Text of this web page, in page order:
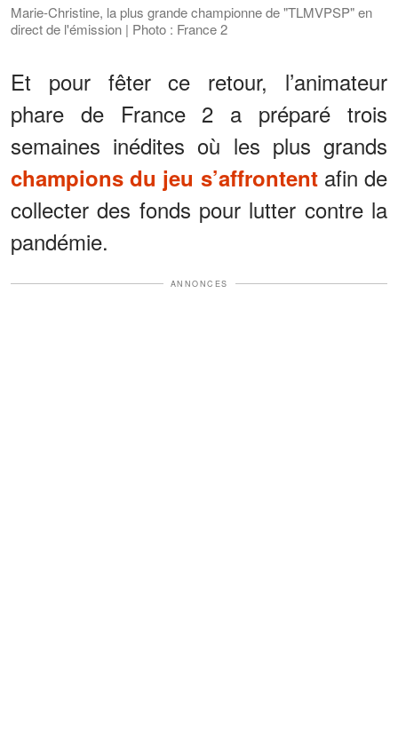
Marie-Christine, la plus grande championne de "TLMVPSP" en
direct de l'émission | Photo : France 2
Et pour fêter ce retour, l’animateur
phare de France 2 a préparé trois
semaines inédites où les plus grands
champions du jeu s’affrontentafin de
collecter des fonds pour lutter contre la
pandémie.
ANNONCES